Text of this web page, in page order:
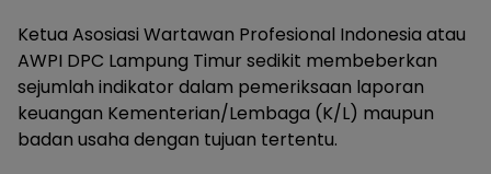
Ketua Asosiasi Wartawan Profesional Indonesia atau
AWPI DPC Lampung Timur sedikit membeberkan
sejumlah indikator dalam pemeriksaan laporan
keuangan Kementerian/Lembaga (K/L) maupun
badan usaha dengan tujuan tertentu.